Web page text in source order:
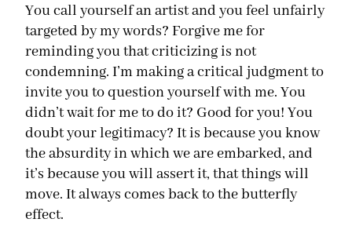
You call yourself an artist and you feel unfairly
targeted by my words? Forgive me for
reminding you that criticizing is not
condemning. I’m making a critical judgment to
invite you to question yourself with me. You
didn’t wait for me to do it? Good for you! You
doubt your legitimacy? It is because you know
the absurdity in which we are embarked, and
it’s because you will assert it, that things will
move. It always comes back to the butterfly
effect.